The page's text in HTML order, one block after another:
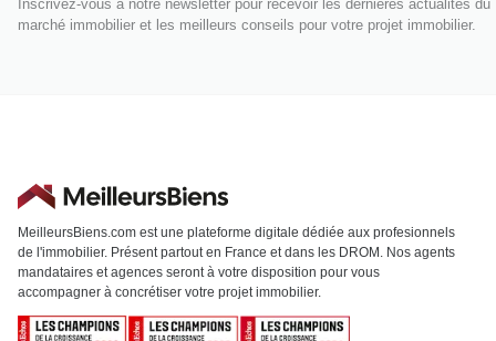
Inscrivez-vous à notre newsletter pour recevoir les dernières actualités du
marché immobilier et les meilleurs conseils pour votre projet immobilier.
MeilleursBiens.com est une plateforme digitale dédiée aux profesionnels
de l'immobilier. Présent partout en France et dans les DROM. Nos agents
mandataires et agences seront à votre disposition pour vous
accompagner à concrétiser votre projet immobilier.